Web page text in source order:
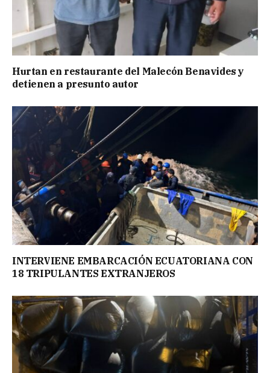
Hurtan en restaurante del Malecón Benavides y
detienen a presunto autor
INTERVIENE EMBARCACIÓN ECUATORIANA CON
18 TRIPULANTES EXTRANJEROS